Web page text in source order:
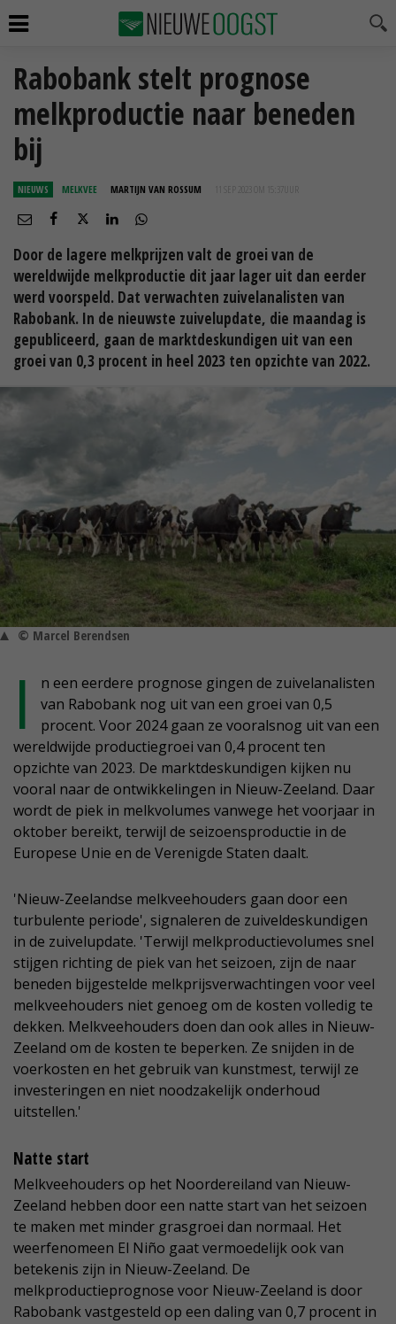
Rabobank stelt prognose
melkproductie naar beneden
bij
NIEUWS MELKVEE MARTIJN VAN ROSSUM 11 SEP 2023 OM 15:37
Door de lagere melkprijzen valt de groei van de
wereldwijde melkproductie dit jaar lager uit dan eerder
werd voorspeld. Dat verwachten zuivelanalisten van
Rabobank. In de nieuwste zuivelupdate, die maandag is
gepubliceerd, gaan de marktdeskundigen uit van een
groei van 0,3 procent in heel 2023 ten opzichte van 2022.
© Marcel Berendsen
I
n een eerdere prognose gingen de zuivelanalisten
van Rabobank nog uit van een groei van 0,5
procent. Voor 2024 gaan ze vooralsnog uit van een
wereldwijde productiegroei van 0,4 procent ten
opzichte van 2023. De marktdeskundigen kijken nu
vooral naar de ontwikkelingen in Nieuw-Zeeland. Daar
wordt de piek in melkvolumes vanwege het voorjaar in
oktober bereikt, terwijl de seizoensproductie in de
Europese Unie en de Verenigde Staten daalt.
'Nieuw-Zeelandse melkveehouders gaan door een
turbulente periode', signaleren de zuiveldeskundigen
in de zuivelupdate. 'Terwijl melkproductievolumes snel
stijgen richting de piek van het seizoen, zijn de naar
beneden bijgestelde melkprijsverwachtingen voor veel
melkveehouders niet genoeg om de kosten volledig te
dekken. Melkveehouders doen dan ook alles in Nieuw-
Zeeland om de kosten te beperken. Ze snijden in de
voerkosten en het gebruik van kunstmest, terwijl ze
investeringen en niet noodzakelijk onderhoud
uitstellen.'
Natte start
Melkveehouders op het Noordereiland van Nieuw-
Zeeland hebben door een natte start van het seizoen
te maken met minder grasgroei dan normaal. Het
weerfenomeen El Niño gaat vermoedelijk ook van
betekenis zijn in Nieuw-Zeeland. De
melkproductieprognose voor Nieuw-Zeeland is door
Rabobank vastgesteld op een daling van 0,7 procent in